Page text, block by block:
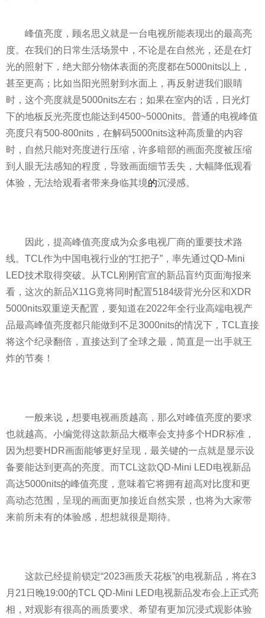
峰值亮度，顾名思义就是一台电视所能表现出的最高亮
度。在我们的日常生活场景中，不论是在自然光，还是在灯
光的照射下，绝大部分物体表面的亮度都在5000nits以上，
甚至更高；比如当阳光照射到水面上，再反射进我们眼睛
时，这个亮度就是5000nits左右；如果在室内的话，日光灯
下的地板反光亮度也能达到4500~5000nits。普通的电视峰值
亮度只有500-800nits，在解码5000nits这种高质量的内容
时，自然只能对亮度进行压缩，许多暗部的画面亮度被压缩
到人眼无法感知的程度，导致画面细节丢失，大幅降低观看
体验，无法给观看者带来身临其境的沉浸感。
因此，提高峰值亮度成为众多电视厂商的重要技术路
线。TCL作为中国电视行业的“扛把子”，率先通过QD-Mini
LED技术取得突破。从TCL刚刚官宣的新品盲约页面海报来
看，这次的新品X11G竟将同时配置5184级背光分区和XDR
5000nits双重逆天配置，要知道在2022年全行业高端电视产
品最高峰值亮度都只能做到不足3000nits的情况下，TCL直接
将这个纪录翻倍，直接达到了全球之最，简直是一出手就王
炸的节奏！
一般来说 ， 想要电视画质越高，那么对峰值亮度的要求
也就越高。小编觉得这款新品大概率会支持多个HDR标准，
因为想要HDR画面能够更好呈现，最关键的一点就是显示设
备要能达到更高的亮度。而TCL这款QD-Mini LED电视新品
高达5000nits的峰值亮度，意味着它将拥有超高对比度和更
高动态范围，呈现的画面更加接近自然实景，也将为大家带
来前所未有的体验感，想想就很是期待。
这款已经提前锁定“2023画质天花板”的电视新品，将在3
月21日晚19:00的TCL QD-Mini LED电视新品发布会上正式亮
相，对观影有很高的画质要求、希望有更加沉浸式观影体验